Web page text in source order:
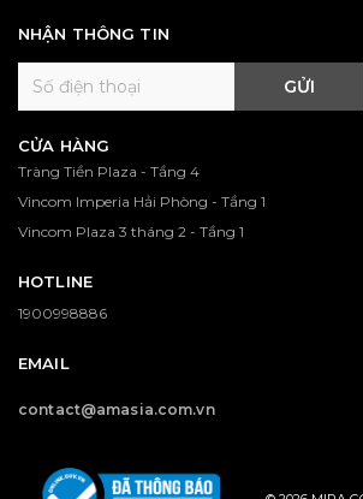
NHẬN THÔNG TIN
GỬI
CỬA HÀNG
Tràng Tiền Plaza - Tầng 4
Vincom Imperia Hải Phòng - Tầng 1
Vincom Plaza 3 tháng 2 - Tầng 1
HOTLINE
1900998886
EMAIL
contact@amasia.com.vn